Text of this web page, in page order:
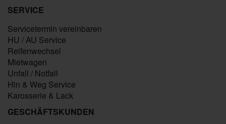
SERVICE
Servicetermin vereinbaren
HU / AU Service
Reifenwechsel
Mietwagen
Unfall / Notfall
Hin & Weg Service
Karosserie & Lack
GESCHÄFTSKUNDEN